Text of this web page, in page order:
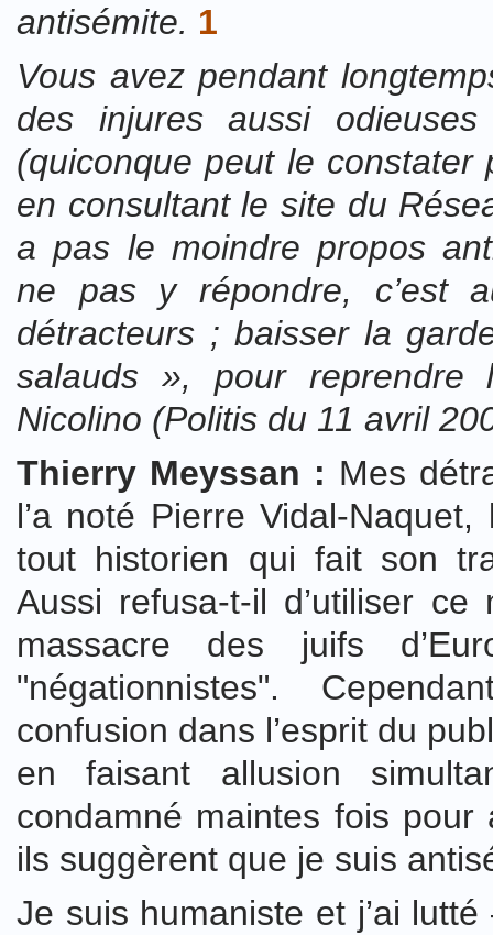
antisémite. 1
Vous avez pendant
des injures aussi odieuses
(quiconque peut le
en consultant le site du
a pas le moindre propos
ne pas y répondre, c’est
détracteurs ; baisser la
salauds », pour reprendre
Nicolino (Politis du 11 avril
Thierry Meyssan : Mes
l’a noté Pierre Vidal-
tout historien qui fait son
Aussi refusa-t-il d’utiliser
massacre des juifs
"négationnistes".
confusion dans l’esprit du
en faisant allusion
condamné maintes fois pour
ils suggèrent que je suis
Je suis humaniste et j’ai